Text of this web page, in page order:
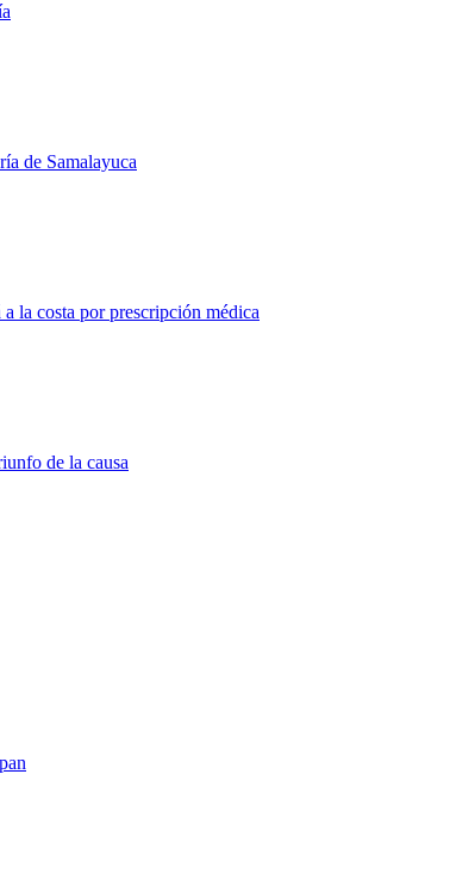
de Samalayuca
la costa por prescripción médica
de la causa